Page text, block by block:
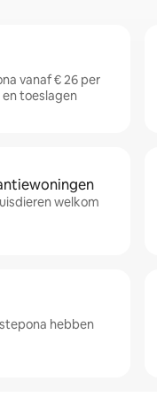
vanaf € 26 per
toeslagen
welkom
hebben